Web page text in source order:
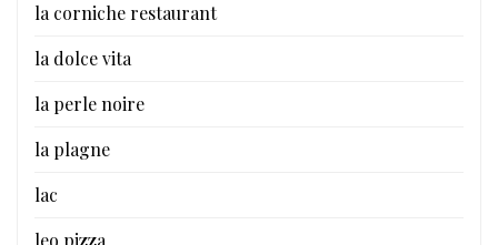
la corniche restaurant
la dolce vita
la perle noire
la plagne
lac
leo pizza